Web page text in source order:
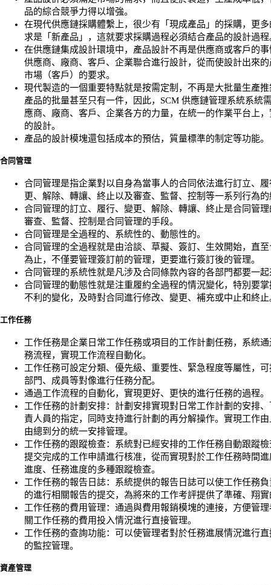
品的綜合競爭力得以增強。
在現代供應鏈採購體繫上，很少有「現成產品」的採購，更
求是「新產品」，這就要求採購過程必須結合產品的設計過程
在供應鏈集成設計環境中，產品設計不再是供應商或客戶的
供應商、廠商、客戶、企業聯合進行設計，從而使設計出來
市場（客戶）的要求。
現代製造的一個重要特點就是按需定制，不再是大批量生產
產品的批量甚至只有一件，因此，SCM 供應鏈管理系統系統
應商、廠商、客戶、企業各方的力量，在統一的作業平台上
的設計。
產品的設計模塊還包括成本的預估，質量標準的制定等功能。
合同管理
合同管理是指企業對以自身為當事人的合同依法進行訂立、
更、解除、轉讓、終止以及審查、監督、控制等一系列行為
合同管理的訂立、履行、變更、解除、轉讓、終止是合同管
審查、監督、控制是合同管理的手段。
合同管理是全過程的、系統性的、動態性的。
合同管理的全過程就是由洽談、草擬、簽訂、生效開始，直
為止，不僅要管理簽訂前的管理，更要進行簽訂後的管理。
合同管理的系統性就是凡涉及合同條款內容的各部門都要一
合同管理的動態性就是注重履約全過程的情況變化，特別要
不利的變化，及時對合同進行修改、變更、補充或中止和終止
工作任務
工作任務是企業日常工作任務或項目的工作計劃任務，系統
務流程，實現工作流程自動化。
工作任務可設定分類、優先級、重要性、緊急程度等屬性，
部門、成員等對像進行任務分配。
通過工作流程的自動化，實現更好、更快的進行任務的過程。
工作任務的計劃安排：計劃安排實現對日常工作計劃的安排
責人員的指定，同時支持進行計劃的再分解操作。實現工作
由總到分的統一安排管理。
工作任務的跟蹤檢查：系統對已經安排的工作任務自動跟蹤
提交完成的工作申請進行核准，從而實現對於工作任務時間
進度、任務進度的多種跟蹤檢查。
工作任務的報告日誌：系統提供的報告日誌可以使工作任務
的進行相關報告的提交，為將來的工作考評提供了準確、翔
工作任務的費用管理：通過與費用報銷模塊的連接，方便管
關工作任務的費用投入情況進行直接管理。
工作任務的查詢功能：可以使管理者對於任務進展情況進行
的監控管理。
資產管理